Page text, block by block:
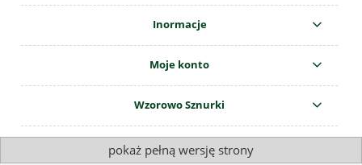
Inormacje
Moje konto
Wzorowo Sznurki
pokaż pełną wersję strony